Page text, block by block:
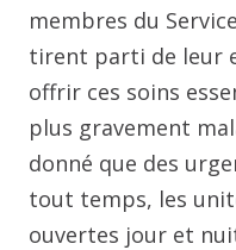
membres du
tirent parti de leur
offrir ces soins
plus gravement
donné que des
tout temps, les
ouvertes jour et